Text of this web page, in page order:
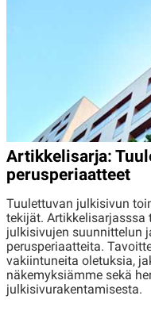
Artikkelisarja:
perusperiaatteet
Tuulettuvan julkisivun
tekijät. Artikkelisarjasssa
julkisivujen suunnittelun
perusperiaatteita.
vakiintuneita oletuksia,
näkemyksiämme sekä
julkisivurakentamisesta.